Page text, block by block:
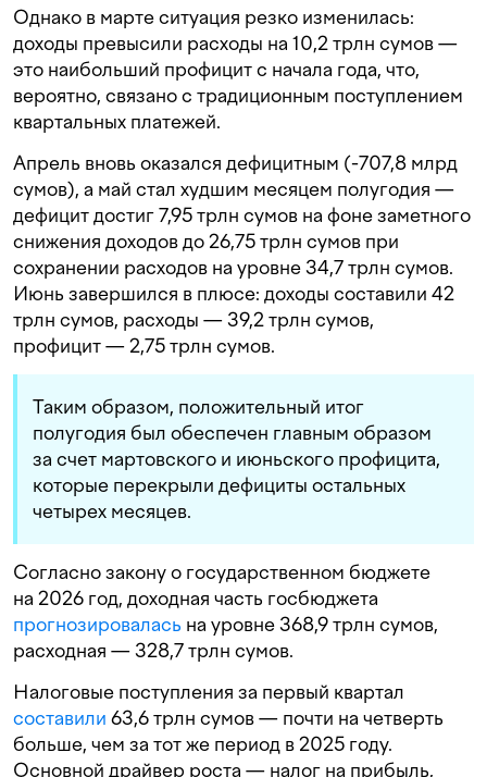
Однако в марте ситуация резко изменилась:
доходы превысили расходы на 10,2 трлн сумов —
это наибольший профицит с начала года, что,
вероятно, связано с традиционным поступлением
квартальных платежей.
Апрель вновь оказался дефицитным (-707,8 млрд
сумов), а май стал худшим месяцем полугодия —
дефицит достиг 7,95 трлн сумов на фоне заметного
снижения доходов до 26,75 трлн сумов при
сохранении расходов на уровне 34,7 трлн сумов.
Июнь завершился в плюсе: доходы составили 42
трлн сумов, расходы — 39,2 трлн сумов,
профицит — 2,75 трлн сумов.
Таким образом, положительный итог
полугодия был обеспечен главным образом
за счет мартовского и июньского профицита,
которые перекрыли дефициты остальных
четырех месяцев.
Согласно закону о государственном бюджете
на 2026 год, доходная часть госбюджета
прогнозировалась на уровне 368,9 трлн сумов,
расходная — 328,7 трлн сумов.
Налоговые поступления за первый квартал
составили 63,6 трлн сумов — почти на четверть
больше, чем за тот же период в 2025 году.
Основной драйвер роста — налог на прибыль,